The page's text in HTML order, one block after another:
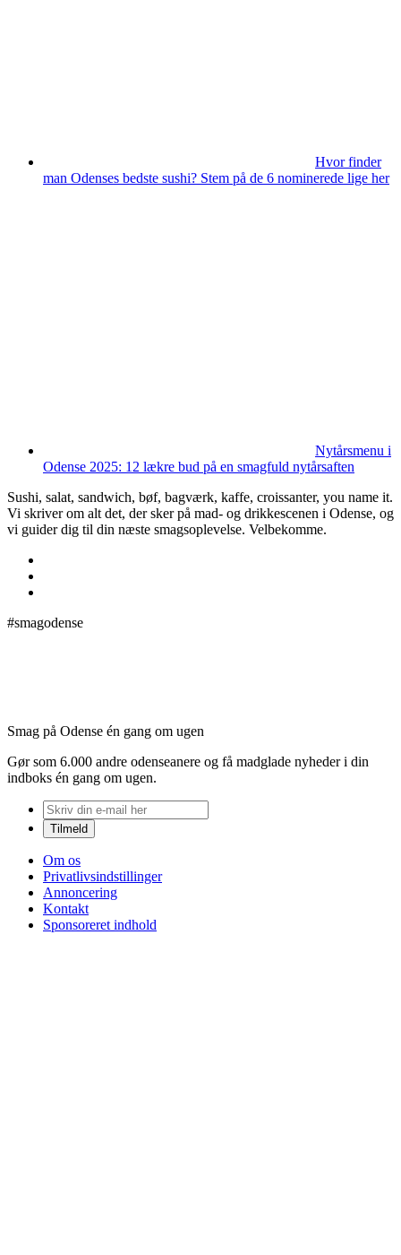
Hvor finder
man Odenses bedste sushi? Stem på de 6 nominerede lige her
Nytårsmenu i
Odense 2025: 12 lækre bud på en smagfuld nytårsaften
Sushi, salat, sandwich, bøf, bagværk, kaffe, croissanter, you name it.
Vi skriver om alt det, der sker på mad- og drikkescenen i Odense, og
vi guider dig til din næste smagsoplevelse. Velbekomme.
#smagodense
Smag på Odense én gang om ugen
Gør som 6.000 andre odenseanere og få madglade nyheder i din
indboks én gang om ugen.
Om os
Privatlivsindstillinger
Annoncering
Kontakt
Sponsoreret indhold